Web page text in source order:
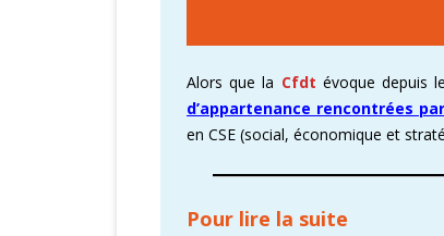
Alors que la Cfdt évoque depuis
d’appartenance rencontrées
en CSE (social, économique et
Pour lire la suite